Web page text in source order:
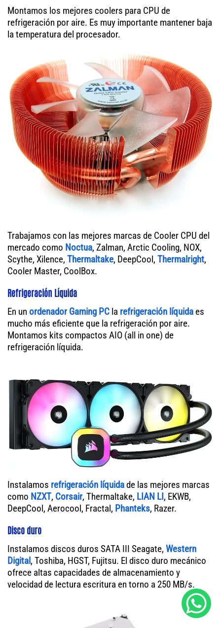
Montamos los mejores coolers para CPU de
refrigeración por aire. Es muy importante mantener baja
la temperatura del procesador.
Trabajamos con las mejores marcas de Cooler CPU del
mercado como Noctua, Zalman, Arctic Cooling, NOX,
Scythe, Xilence, Thermaltake, DeepCool, Thermalright,
Cooler Master, CoolBox.
Refrigeración Líquida
En un ordenador Gaming PC la refrigeración líquida es
mucho más eficiente que la refrigeración por aire.
Montamos kits compactos AIO (all in one) de
refrigeración líquida.
Instalamos refrigeración líquidade las mejores marcas
como NZXT, Corsair, Thermaltake, LIAN LI, EKWB,
DeepCool, Aerocool, Fractal, Phanteks, Razer.
Disco duro
Instalamos discos duros SATA III Seagate, Western
Digital, Toshiba, HGST, Fujitsu. El disco duro mecánico
ofrece altas capacidades de almacenamiento y
velocidad de lectura escritura en torno a 250 MB/s.